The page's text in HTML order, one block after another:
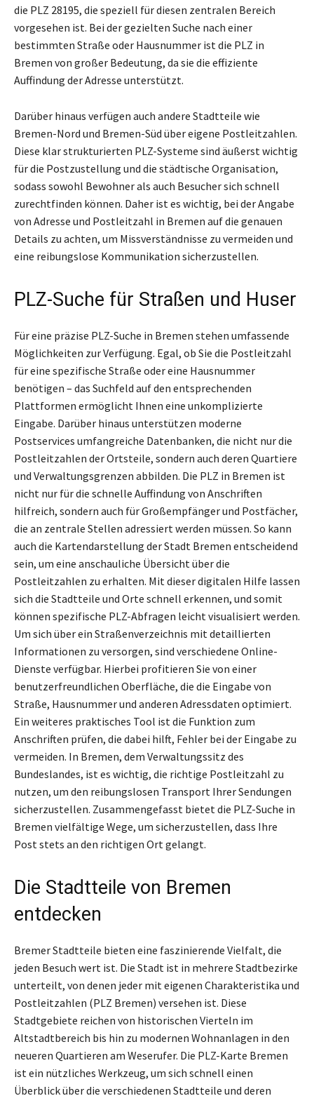
die PLZ 28195, die speziell für diesen zentralen Bereich
vorgesehen ist. Bei der gezielten Suche nach einer
bestimmten Straße oder Hausnummer ist die PLZ in
Bremen von großer Bedeutung, da sie die effiziente
Auffindung der Adresse unterstützt.
Darüber hinaus verfügen auch andere Stadtteile wie
Bremen-Nord und Bremen-Süd über eigene Postleitzahlen.
Diese klar strukturierten PLZ-Systeme sind äußerst wichtig
für die Postzustellung und die städtische Organisation,
sodass sowohl Bewohner als auch Besucher sich schnell
zurechtfinden können. Daher ist es wichtig, bei der Angabe
von Adresse und Postleitzahl in Bremen auf die genauen
Details zu achten, um Missverständnisse zu vermeiden und
eine reibungslose Kommunikation sicherzustellen.
PLZ-Suche für Straßen und Huser
Für eine präzise PLZ-Suche in Bremen stehen umfassende
Möglichkeiten zur Verfügung. Egal, ob Sie die Postleitzahl
für eine spezifische Straße oder eine Hausnummer
benötigen – das Suchfeld auf den entsprechenden
Plattformen ermöglicht Ihnen eine unkomplizierte
Eingabe. Darüber hinaus unterstützen moderne
Postservices umfangreiche Datenbanken, die nicht nur die
Postleitzahlen der Ortsteile, sondern auch deren Quartiere
und Verwaltungsgrenzen abbilden. Die PLZ in Bremen ist
nicht nur für die schnelle Auffindung von Anschriften
hilfreich, sondern auch für Großempfänger und Postfächer,
die an zentrale Stellen adressiert werden müssen. So kann
auch die Kartendarstellung der Stadt Bremen entscheidend
sein, um eine anschauliche Übersicht über die
Postleitzahlen zu erhalten. Mit dieser digitalen Hilfe lassen
sich die Stadtteile und Orte schnell erkennen, und somit
können spezifische PLZ-Abfragen leicht visualisiert werden.
Um sich über ein Straßenverzeichnis mit detaillierten
Informationen zu versorgen, sind verschiedene Online-
Dienste verfügbar. Hierbei profitieren Sie von einer
benutzerfreundlichen Oberfläche, die die Eingabe von
Straße, Hausnummer und anderen Adressdaten optimiert.
Ein weiteres praktisches Tool ist die Funktion zum
Anschriften prüfen, die dabei hilft, Fehler bei der Eingabe zu
vermeiden. In Bremen, dem Verwaltungssitz des
Bundeslandes, ist es wichtig, die richtige Postleitzahl zu
nutzen, um den reibungslosen Transport Ihrer Sendungen
sicherzustellen. Zusammengefasst bietet die PLZ-Suche in
Bremen vielfältige Wege, um sicherzustellen, dass Ihre
Post stets an den richtigen Ort gelangt.
Die Stadtteile von Bremen
entdecken
Bremer Stadtteile bieten eine faszinierende Vielfalt, die
jeden Besuch wert ist. Die Stadt ist in mehrere Stadtbezirke
unterteilt, von denen jeder mit eigenen Charakteristika und
Postleitzahlen (PLZ Bremen) versehen ist. Diese
Stadtgebiete reichen von historischen Vierteln im
Altstadtbereich bis hin zu modernen Wohnanlagen in den
neueren Quartieren am Weserufer. Die PLZ-Karte Bremen
ist ein nützliches Werkzeug, um sich schnell einen
Überblick über die verschiedenen Stadtteile und deren